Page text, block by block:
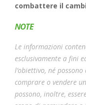
combattere il
NOTE
Le informazioni
esclusivamente a fini
l’obiettivo, né
comprare o vendere
possono, inoltre,